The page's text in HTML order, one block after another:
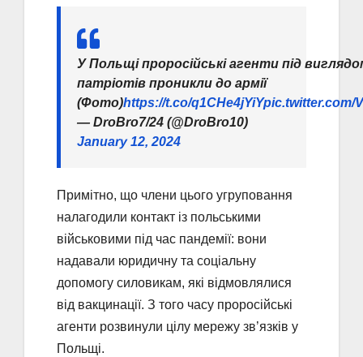
У Польщі проросійські агенти під
патріотів проникли до армії
(Фото)https://t.co/q1CHe4jYiYpic.twitter.com/
— DroBro7/24 (@DroBro10)
January 12, 2024
Примітно, що члени цього угруповання
налагодили контакт із польськими
військовими під час пандемії: вони
надавали юридичну та соціальну
допомогу силовикам, які відмовлялися
від вакцинації. З того часу проросійські
агенти розвинули цілу мережу зв’язків у
Польщі.